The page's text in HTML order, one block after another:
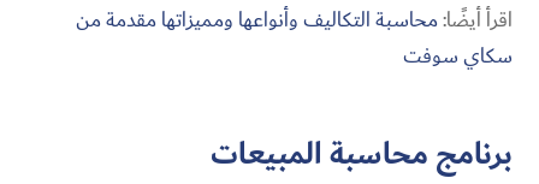
اقرأ أيضًا:محاسبة التكاليف وأنواعها ومميزاتها مقدمة من
سكاي سوفت
برنامج محاسبة المبيعات